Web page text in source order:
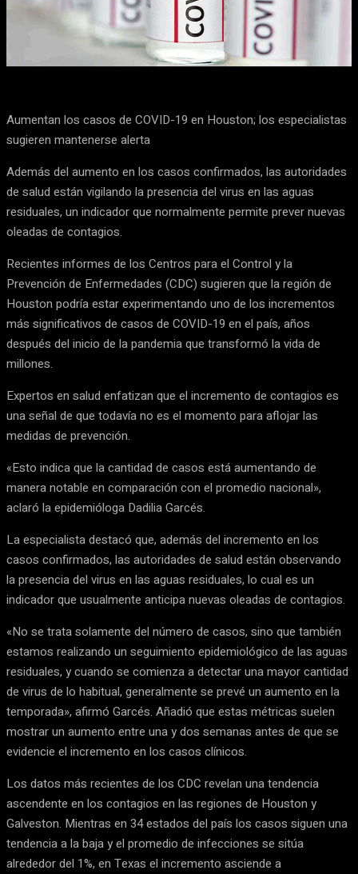
X Pinterest WhatsApp
Aumentan los casos de COVID-19 en Houston; los especialistas
sugieren mantenerse alerta
Además del aumento en los casos confirmados, las autoridades
de salud están vigilando la presencia del virus en las aguas
residuales, un indicador que normalmente permite prever nuevas
oleadas de contagios.
Recientes informes de los Centros para el Control y la
Prevención de Enfermedades (CDC) sugieren que la región de
Houston podría estar experimentando uno de los incrementos
más significativos de casos de COVID-19 en el país, años
después del inicio de la pandemia que transformó la vida de
millones.
Expertos en salud enfatizan que el incremento de contagios es
una señal de que todavía no es el momento para aflojar las
medidas de prevención.
«Esto indica que la cantidad de casos está aumentando de
manera notable en comparación con el promedio nacional»,
aclaró la epidemióloga Dadilia Garcés.
La especialista destacó que, además del incremento en los
casos confirmados, las autoridades de salud están observando
la presencia del virus en las aguas residuales, lo cual es un
indicador que usualmente anticipa nuevas oleadas de contagios.
«No se trata solamente del número de casos, sino que también
estamos realizando un seguimiento epidemiológico de las aguas
residuales, y cuando se comienza a detectar una mayor cantidad
de virus de lo habitual, generalmente se prevé un aumento en la
temporada», afirmó Garcés. Añadió que estas métricas suelen
mostrar un aumento entre una y dos semanas antes de que se
evidencie el incremento en los casos clínicos.
Los datos más recientes de los CDC revelan una tendencia
ascendente en los contagios en las regiones de Houston y
Galveston. Mientras en 34 estados del país los casos siguen una
tendencia a la baja y el promedio de infecciones se sitúa
alrededor del 1%, en Texas el incremento asciende a